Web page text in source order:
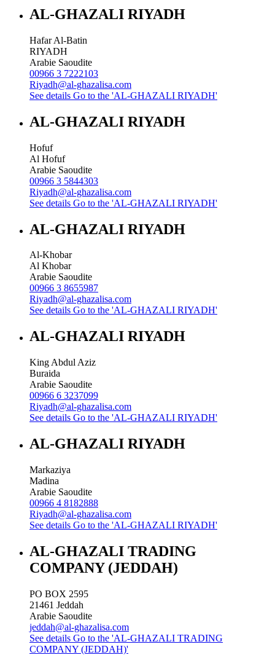
AL-GHAZALI RIYADH
Hafar Al-Batin
RIYADH
Arabie Saoudite
00966 3 7222103
Riyadh@al-ghazalisa.com
See details Go to the 'AL-GHAZALI RIYADH'
AL-GHAZALI RIYADH
Hofuf
Al Hofuf
Arabie Saoudite
00966 3 5844303
Riyadh@al-ghazalisa.com
See details Go to the 'AL-GHAZALI RIYADH'
AL-GHAZALI RIYADH
Al-Khobar
Al Khobar
Arabie Saoudite
00966 3 8655987
Riyadh@al-ghazalisa.com
See details Go to the 'AL-GHAZALI RIYADH'
AL-GHAZALI RIYADH
King Abdul Aziz
Buraida
Arabie Saoudite
00966 6 3237099
Riyadh@al-ghazalisa.com
See details Go to the 'AL-GHAZALI RIYADH'
AL-GHAZALI RIYADH
Markaziya
Madina
Arabie Saoudite
00966 4 8182888
Riyadh@al-ghazalisa.com
See details Go to the 'AL-GHAZALI RIYADH'
AL-GHAZALI TRADING
COMPANY (JEDDAH)
PO BOX 2595
21461 Jeddah
Arabie Saoudite
jeddah@al-ghazalisa.com
See details Go to the 'AL-GHAZALI TRADING
COMPANY (JEDDAH)'